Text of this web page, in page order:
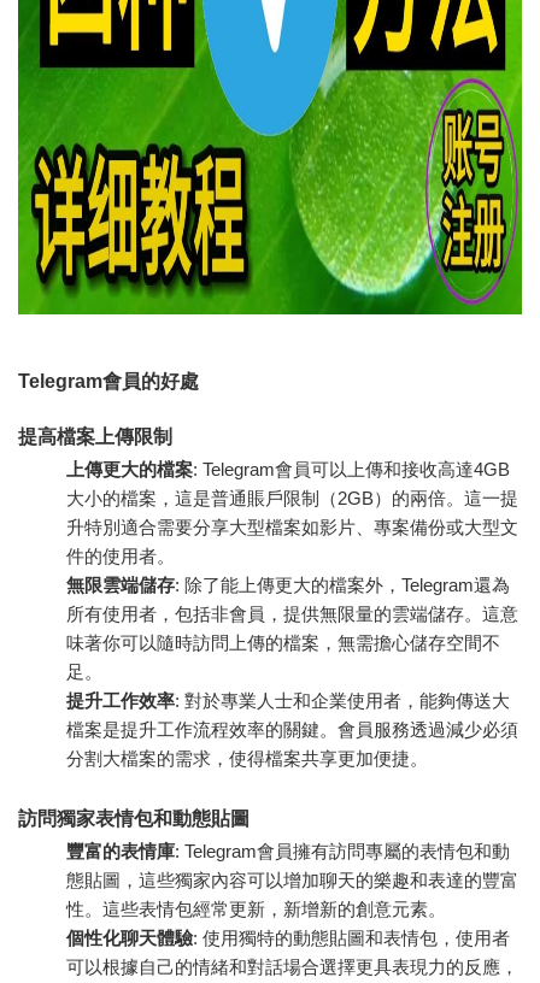
Telegram會員的好處
提高檔案上傳限制
上傳更大的檔案: Telegram會員可以上傳和接收高達4GB
大小的檔案，這是普通賬戶限制（2GB）的兩倍。這一提
升特別適合需要分享大型檔案如影片、專案備份或大型文
件的使用者。
無限雲端儲存: 除了能上傳更大的檔案外，Telegram還為
所有使用者，包括非會員，提供無限量的雲端儲存。這意
味著你可以隨時訪問上傳的檔案，無需擔心儲存空間不
足。
提升工作效率: 對於專業人士和企業使用者，能夠傳送大
檔案是提升工作流程效率的關鍵。會員服務透過減少必須
分割大檔案的需求，使得檔案共享更加便捷。
訪問獨家表情包和動態貼圖
豐富的表情庫: Telegram會員擁有訪問專屬的表情包和動
態貼圖，這些獨家內容可以增加聊天的樂趣和表達的豐富
性。這些表情包經常更新，新增新的創意元素。
個性化聊天體驗: 使用獨特的動態貼圖和表情包，使用者
可以根據自己的情緒和對話場合選擇更具表現力的反應，